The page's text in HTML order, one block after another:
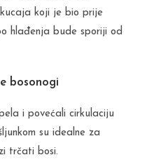
koji je bio prije
hlađenja bude sporiji od
bosonogi
i povećali cirkulaciju
su idealne za
trčati bosi.